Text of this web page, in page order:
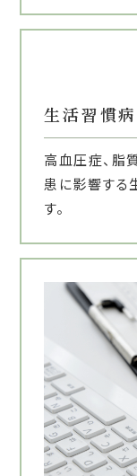
生活習慣病
高血圧症、脂
患に影響する
す。